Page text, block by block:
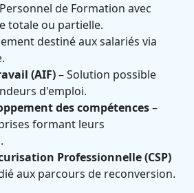
de Formation avec
totale ou partielle.
destiné aux salariés via
(AIF)– Solution possible
d'emploi.
des compétences–
formant leurs
Professionnelle (CSP)
aux parcours de reconversion.